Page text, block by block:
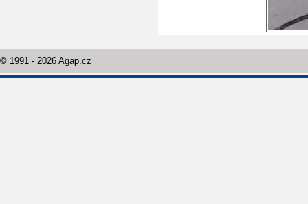
© 1991 - 2026 Agap.cz